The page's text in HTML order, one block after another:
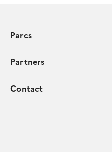
Parcs
Partners
Contact